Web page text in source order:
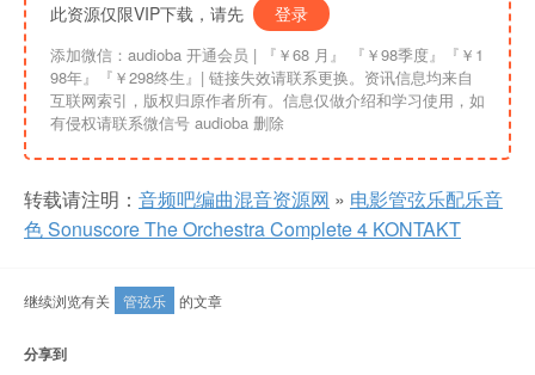
此资源仅限VIP下载，请先 登录
添加微信：audioba 开通会员 | 『￥68 月』 『￥98季度』『￥1
98年』『￥298终生』| 链接失效请联系更换。资讯信息均来自
互联网索引，版权归原作者所有。信息仅做介绍和学习使用，如
有侵权请联系微信号 audioba 删除
转载请注明： 音频吧编曲混音资源网 » 电影管弦乐配乐音
色 Sonuscore The Orchestra Complete 4 KONTAKT
继续浏览有关 管弦乐 的文章
分享到